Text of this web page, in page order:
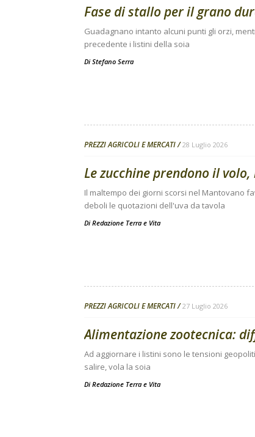
Fase di stallo per il grano
Guadagnano intanto alcuni punti gli orzi,
precedente i listini della soia
Di Stefano Serra
PREZZI AGRICOLI E MERCATI 28 Luglio 2026
Le zucchine prendono il
Il maltempo dei giorni scorsi nel Mantovano
deboli le quotazioni dell'uva da tavola
Di Redazione Terra e Vita
PREZZI AGRICOLI E MERCATI 27 Luglio 2026
Alimentazione zootecnica:
Ad aggiornare i listini sono le tensioni
salire, vola la soia
Di Redazione Terra e Vita